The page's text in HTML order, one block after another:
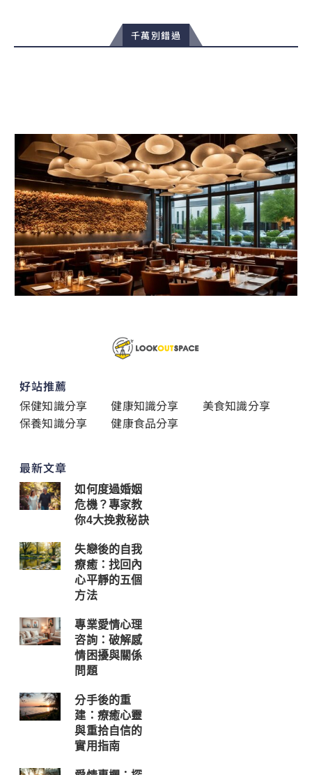
千萬別錯過
好站推薦
保健知識分享
健康知識分享
美食知識分享
保養知識分享
健康食品分享
最新文章
如何度過婚姻
危機？專家教
你4大挽救秘訣
失戀後的自我
療癒：找回內
心平靜的五個
方法
專業愛情心理
咨詢：破解感
情困擾與關係
問題
分手後的重
建：療癒心靈
與重拾自信的
實用指南